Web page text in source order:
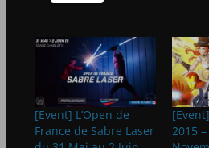
[Event] L’Open de
France de Sabre Laser
2015